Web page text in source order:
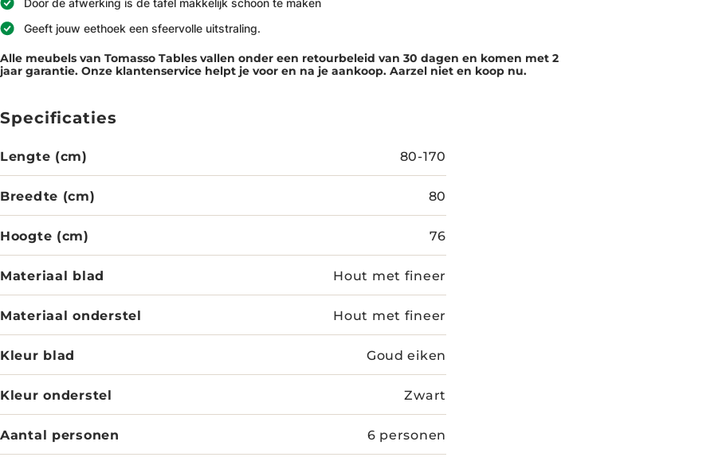
Door de afwerking is de tafel makkelijk schoon te maken
Geeft jouw eethoek een sfeervolle uitstraling.
Alle meubels van Tomasso Tables vallen onder een retourbeleid van 30 dagen en komen met 2
jaar garantie. Onze klantenservice helpt je voor en na je aankoop. Aarzel niet en koop nu.
Specificaties
Lengte (cm) 80-170
Breedte (cm) 80
Hoogte (cm) 76
Materiaal blad Hout met fineer
Materiaal onderstel Hout met fineer
Kleur blad Goud eiken
Kleur onderstel Zwart
Aantal personen 6 personen